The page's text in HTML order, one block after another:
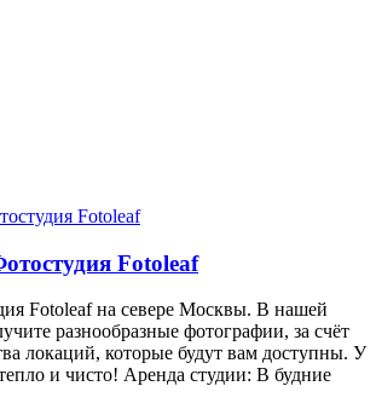
Fotoleaf
Fotoleaf на севере Москвы. В нашей
разнообразные фотографии, за счёт
локаций, которые будут вам доступны. У
и чисто! Аренда студии: В будние